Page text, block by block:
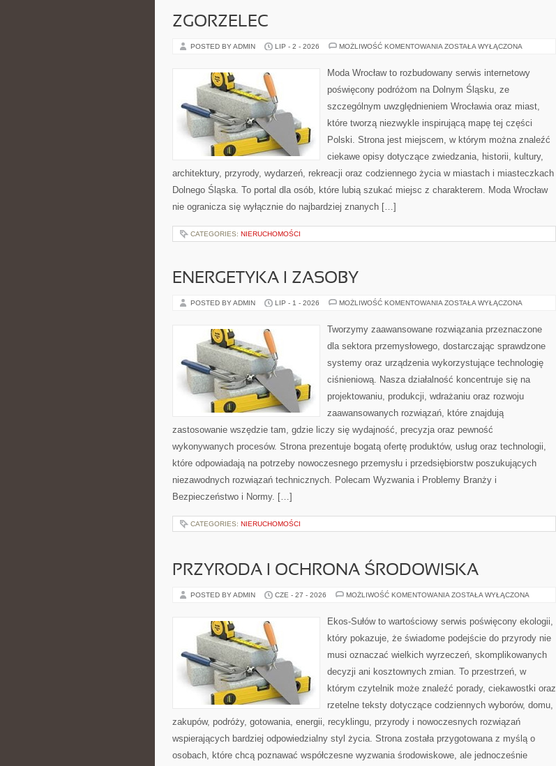
ZGORZELEC
POSTED BY ADMIN LIP - 2 - 2026 MOŻLIWOŚĆ KOMENTOWANIA ZGORZELEC
ZOSTAŁA WYŁĄCZONA
Moda Wrocław to rozbudowany serwis internetowy
poświęcony podróżom na Dolnym Śląsku, ze
szczególnym uwzględnieniem Wrocławia oraz miast,
które tworzą niezwykle inspirującą mapę tej części
Polski. Strona jest miejscem, w którym można znaleźć
ciekawe opisy dotyczące zwiedzania, historii, kultury,
architektury, przyrody, wydarzeń, rekreacji oraz codziennego życia w miastach i miasteczkach
Dolnego Śląska. To portal dla osób, które lubią szukać miejsc z charakterem. Moda Wrocław
nie ogranicza się wyłącznie do najbardziej znanych […]
CATEGORIES: NIERUCHOMOŚCI
ENERGETYKA I ZASOBY
POSTED BY ADMIN LIP - 1 - 2026 MOŻLIWOŚĆ KOMENTOWANIA ENERGETYKA
ZOSTAŁA WYŁĄCZONA
Tworzymy zaawansowane rozwiązania przeznaczone
dla sektora przemysłowego, dostarczając sprawdzone
systemy oraz urządzenia wykorzystujące technologię
ciśnieniową. Nasza działalność koncentruje się na
projektowaniu, produkcji, wdrażaniu oraz rozwoju
zaawansowanych rozwiązań, które znajdują
zastosowanie wszędzie tam, gdzie liczy się wydajność, precyzja oraz pewność
wykonywanych procesów. Strona prezentuje bogatą ofertę produktów, usług oraz technologii,
które odpowiadają na potrzeby nowoczesnego przemysłu i przedsiębiorstw poszukujących
niezawodnych rozwiązań technicznych. Polecam Wyzwania i Problemy Branży i
Bezpieczeństwo i Normy. […]
CATEGORIES: NIERUCHOMOŚCI
PRZYRODA I OCHRONA ŚRODOWISKA
POSTED BY ADMIN CZE - 27 - 2026 MOŻLIWOŚĆ KOMENTOWANIA PRZYRODA
ŚRODOWISKA
ZOSTAŁA WYŁĄCZONA
Ekos-Sułów to wartościowy serwis poświęcony ekologii,
który pokazuje, że świadome podejście do przyrody nie
musi oznaczać wielkich wyrzeczeń, skomplikowanych
decyzji ani kosztownych zmian. To przestrzeń, w
którym czytelnik może znaleźć porady, ciekawostki oraz
rzetelne teksty dotyczące codziennych wyborów, domu,
zakupów, podróży, gotowania, energii, recyklingu, przyrody i nowoczesnych rozwiązań
wspierających bardziej odpowiedzialny styl życia. Strona została przygotowana z myślą o
osobach, które chcą poznawać współczesne wyzwania środowiskowe, ale jednocześnie